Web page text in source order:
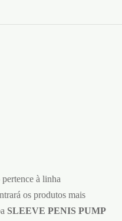
à linha
os produtos mais
SLEEVE PENIS PUMP